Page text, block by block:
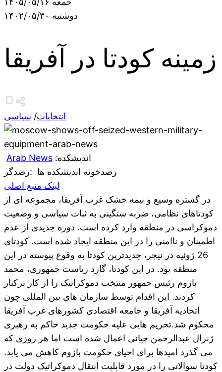
دوشنبه ۱۴۰۲/۰۵/۳۰
زمینه کودتا در آفریقا
انتخابات/ سیاسی
Arab News :اندیشکده
رصدخونه اندیشکده ها :رصدگر
لینک منبع اصلی
در گستره وسیع و نیمه خشک غرب آفریقا، مجموعه ای از
کودتاهای نظامی، ضربه سنگینی به ثبات سیاسی و وضعیت
دموکراسی در منطقه وارد کرده است. دوره جدیدی از عدم
اطمینان و ناامنی را در این منطقه ایجاد شده است. کودتای
26 ژوئیه در نیجر، جدیدترین کودتا به وقوع پیوسته در این
منطقه بود. در این کودتا، گارد ریاست جمهوری، محمد
بازوم رئیس جمهور منتخب دموکراتیک را از کار برکنار
کردند. این اقدام توسط سازمان های بین المللی چون
اتحادیه آفریقا و جامعه اقتصادی کشورهای غرب آفریقا
محکوم شد.تحریم هایی علیه حکومت جدید حاکم به رهبری
ژنرال عبدالرحمن چیانی اعمال شده است اما هر روزی که
می گذرد امیدها برای احیای حکومت بازوم کاهش می یابد.
کودتا سوالاتی را در مورد قابلیت انتقال دموکراتیک دولت در